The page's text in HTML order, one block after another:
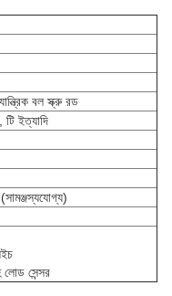
বল স্ক্রু রড
ইত্যাদি
লোড সেন্সর